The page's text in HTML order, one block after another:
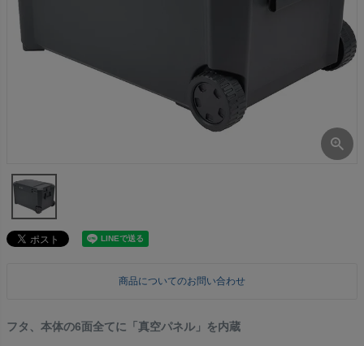
商品についてのお問い合わせ
フタ、本体の6面全てに「真空パネル」を内蔵